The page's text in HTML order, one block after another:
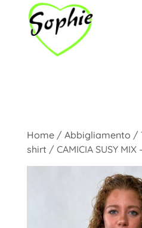
Home/ Abbigliamento /
shirt / CAMICIA SUSY MIX